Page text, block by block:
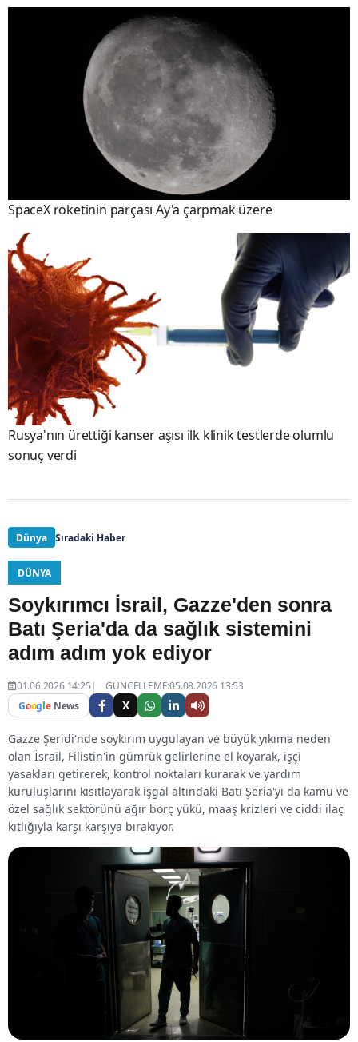
SpaceX roketinin parçası Ay'a çarpmak üzere
Rusya'nın ürettiği kanser aşısı ilk klinik testlerde olumlu
sonuç verdi
Dünya Sıradaki Haber
DÜNYA
Soykırımcı İsrail, Gazze'den sonra
Batı Şeria'da da sağlık sistemini
adım adım yok ediyor
01.06.2026 14:25
GÜNCELLEME:05.08.2026 13:53
Google News X
Gazze Şeridi'nde soykırım uygulayan ve büyük yıkıma neden
olan İsrail, Filistin'in gümrük gelirlerine el koyarak, işçi
yasakları getirerek, kontrol noktaları kurarak ve yardım
kuruluşlarını kısıtlayarak işgal altındaki Batı Şeria'yı da kamu ve
özel sağlık sektörünü ağır borç yükü, maaş krizleri ve ciddi ilaç
kıtlığıyla karşı karşıya bırakıyor.